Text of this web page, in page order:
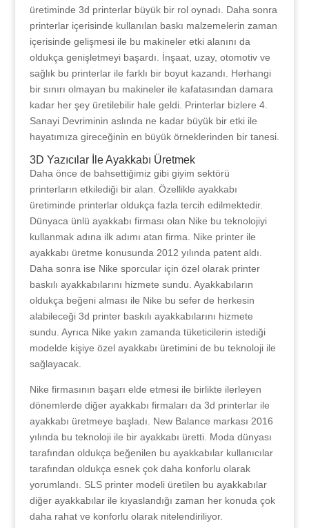
üretiminde 3d printerlar büyük bir rol oynadı. Daha sonra
printerlar içerisinde kullanılan baskı malzemelerin zaman
içerisinde gelişmesi ile bu makineler etki alanını da
oldukça genişletmeyi başardı. İnşaat, uzay, otomotiv ve
sağlık bu printerlar ile farklı bir boyut kazandı. Herhangi
bir sınırı olmayan bu makineler ile kafatasından damara
kadar her şey üretilebilir hale geldi. Printerlar bizlere 4.
Sanayi Devriminin aslında ne kadar büyük bir etki ile
hayatımıza gireceğinin en büyük örneklerinden bir tanesi.
3D Yazıcılar İle Ayakkabı Üretmek
Daha önce de bahsettiğimiz gibi giyim sektörü
printerların etkilediği bir alan. Özellikle ayakkabı
üretiminde printerlar oldukça fazla tercih edilmektedir.
Dünyaca ünlü ayakkabı firması olan Nike bu teknolojiyi
kullanmak adına ilk adımı atan firma. Nike printer ile
ayakkabı üretme konusunda 2012 yılında patent aldı.
Daha sonra ise Nike sporcular için özel olarak printer
baskılı ayakkabılarını hizmete sundu. Ayakkabıların
oldukça beğeni alması ile Nike bu sefer de herkesin
alabileceği 3d printer baskılı ayakkabılarını hizmete
sundu. Ayrıca Nike yakın zamanda tüketicilerin istediği
modelde kişiye özel ayakkabı üretimini de bu teknoloji ile
sağlayacak.
Nike firmasının başarı elde etmesi ile birlikte ilerleyen
dönemlerde diğer ayakkabı firmaları da 3d printerlar ile
ayakkabı üretmeye başladı. New Balance markası 2016
yılında bu teknoloji ile bir ayakkabı üretti. Moda dünyası
tarafından oldukça beğenilen bu ayakkabılar kullanıcılar
tarafından oldukça esnek çok daha konforlu olarak
yorumlandı. SLS printer modeli üretilen bu ayakkabılar
diğer ayakkabılar ile kıyaslandığı zaman her konuda çok
daha rahat ve konforlu olarak nitelendiriliyor.